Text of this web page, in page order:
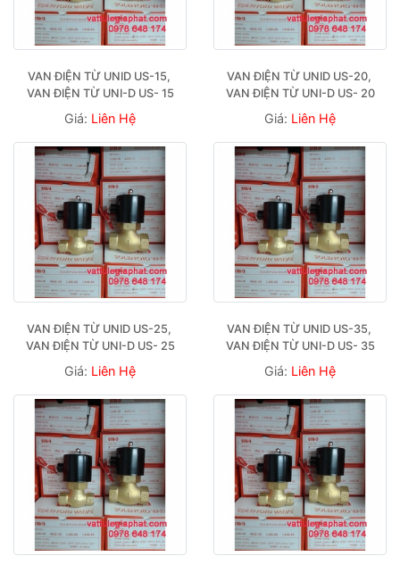
VAN ĐIỆN TỪ UNID US-15,
VAN ĐIỆN TỪ UNI-D US- 15
Giá: Liên Hệ
VAN ĐIỆN TỪ UNID US-20,
VAN ĐIỆN TỪ UNI-D US- 20
Giá: Liên Hệ
VAN ĐIỆN TỪ UNID US-25,
VAN ĐIỆN TỪ UNI-D US- 25
Giá: Liên Hệ
VAN ĐIỆN TỪ UNID US-35,
VAN ĐIỆN TỪ UNI-D US- 35
Giá: Liên Hệ